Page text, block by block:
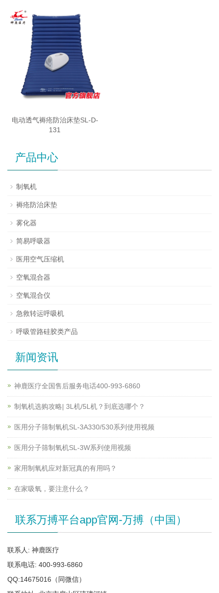
电动透气褥疮防治床垫SL-D-
131
产品中心
制氧机
褥疮防治床垫
雾化器
简易呼吸器
医用空气压缩机
空氧混合器
空氧混合仪
急救转运呼吸机
呼吸管路硅胶类产品
新闻资讯
神鹿医疗全国售后服务电话400-993-6860
制氧机选购攻略| 3L机/5L机？到底选哪个？
医用分子筛制氧机SL-3A330/530系列使用视频
医用分子筛制氧机SL-3W系列使用视频
家用制氧机应对新冠真的有用吗？
在家吸氧，要注意什么？
联系万搏平台app官网-万搏（中国）
联系人: 神鹿医疗
联系电话: 400-993-6860
QQ:14675016（同微信）